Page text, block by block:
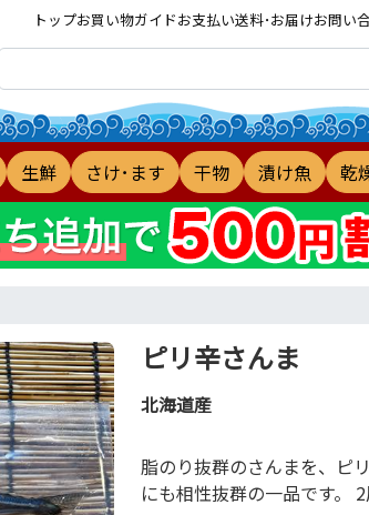
トップお買い物ガイドお支払い送料･お届けお問い
生鮮 さけ･ます 干物 漬け魚 乾
ピリ辛さんま
北海道産
脂のり抜群のさんまを、ピ
にも相性抜群の一品です。